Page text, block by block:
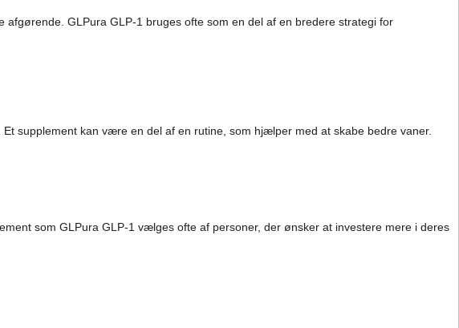
GLPura GLP-1 bruges ofte som en del af en bredere strategi for
supplement kan være en del af en rutine, som hjælper med at skabe bedre vaner.
som GLPura GLP-1 vælges ofte af personer, der ønsker at investere mere i deres